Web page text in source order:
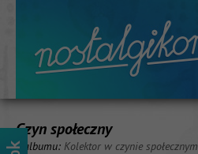
Czyn społeczny
z albumu: Kolektor w czynie społecznym